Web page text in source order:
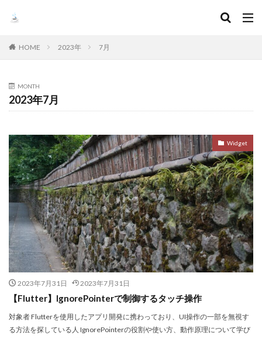
HOME 2023年 7月
MONTH
2023年7月
Widget
2023年7月31日 2023年7月31日
【Flutter】IgnorePointerで制御するタッチ操作
対象者 Flutterを使用したアプリ開発に携わっており、UI操作の一部を無視す
る方法を探している人 IgnorePointerの役割や使い方、動作原理について学び